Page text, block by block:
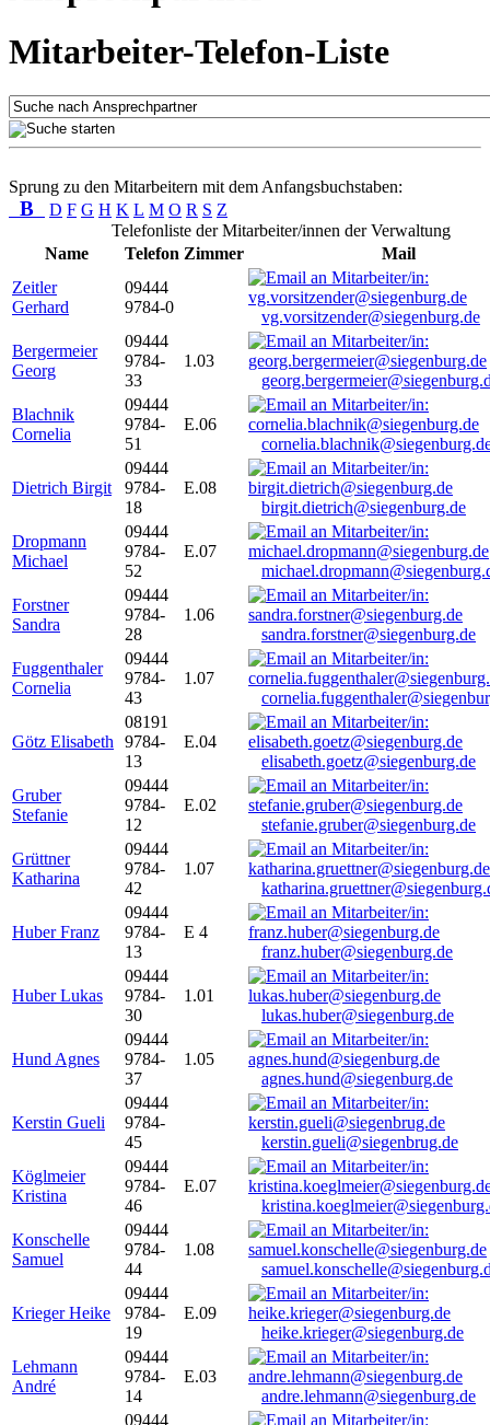
Mitarbeiter-Telefon-Liste
Sprung zu den Mitarbeitern mit dem Anfangsbuchstaben:
B D F G H K L M O R S Z
Telefonliste der Mitarbeiter/innen der Verwaltung
Name
Telefon Zimmer
Mail
Zeitler
Gerhard
09444
9784-0
vg.vorsitzender@siegenburg.de
Bergermeier
Georg
09444
9784-
33
1.03
Blachnik
Cornelia
09444
9784-
51
E.06
Dietrich Birgit
09444
9784-
18
E.08
birgit.dietrich@siegenburg.de
Dropmann
Michael
09444
9784-
52
E.07
Forstner
Sandra
09444
9784-
28
1.06
sandra.forstner@siegenburg.de
Fuggenthaler
Cornelia
09444
9784-
43
1.07
Götz Elisabeth
08191
9784-
13
E.04
elisabeth.goetz@siegenburg.de
Gruber
Stefanie
09444
9784-
12
E.02
stefanie.gruber@siegenburg.de
Grüttner
Katharina
09444
9784-
42
1.07
Huber Franz
09444
9784-
13
E 4
franz.huber@siegenburg.de
Huber Lukas
09444
9784-
30
1.01
lukas.huber@siegenburg.de
Hund Agnes
09444
9784-
37
1.05
agnes.hund@siegenburg.de
Kerstin Gueli
09444
9784-
45
kerstin.gueli@siegenbrug.de
Köglmeier
Kristina
09444
9784-
46
E.07
Konschelle
Samuel
09444
9784-
44
1.08
Krieger Heike
09444
9784-
19
E.09
heike.krieger@siegenburg.de
Lehmann
André
09444
9784-
14
E.03
andre.lehmann@siegenburg.de
09444